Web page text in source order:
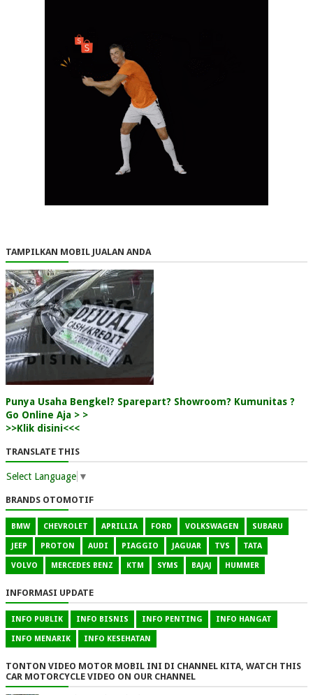
TAMPILKAN MOBIL JUALAN ANDA
Punya Usaha Bengkel? Sparepart? Showroom? Kumunitas ?
Go Online Aja > >
>>Klik disini<<<
TRANSLATE THIS
Select Language ▼
BRANDS OTOMOTIF
BMW CHEVROLET APRILLIA FORD VOLKSWAGEN SUBARU
JEEP PROTON AUDI PIAGGIO JAGUAR TVS TATA
VOLVO MERCEDES BENZ KTM SYMS BAJAJ HUMMER
INFORMASI UPDATE
INFO PUBLIK INFO BISNIS INFO PENTING INFO HANGAT
INFO MENARIK INFO KESEHATAN
TONTON VIDEO MOTOR MOBIL INI DI CHANNEL KITA, WATCH THIS
CAR MOTORCYCLE VIDEO ON OUR CHANNEL